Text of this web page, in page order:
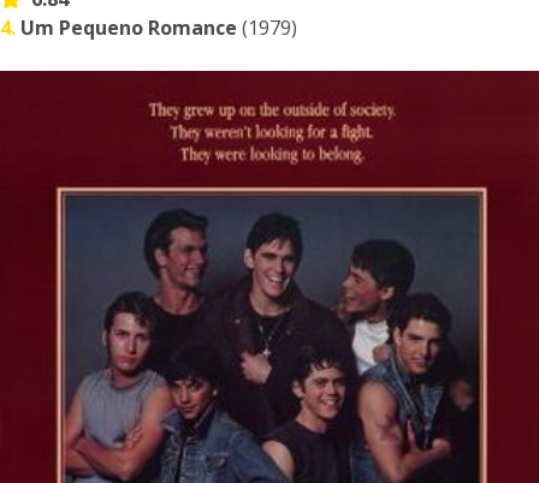
4. Um Pequeno Romance (1979)